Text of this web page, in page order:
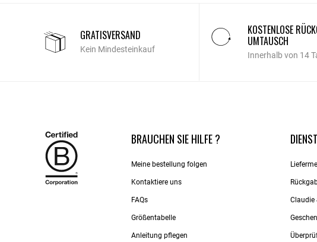
GRATISVERSAND
Kein Mindesteinkauf
KOSTENLOSE
UMTAUSCH
Innerhalb von 14
BRAUCHEN SIE HILFE ?
Meine bestellung folgen
Kontaktiere uns​
FAQs
Größentabelle
Anleitung pflegen
Claudie